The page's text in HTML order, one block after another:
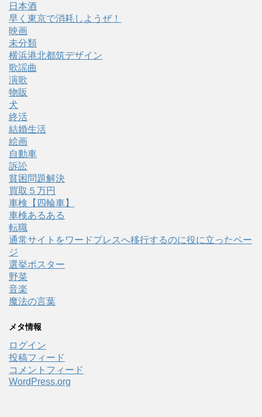
日本酒
早く東京で消耗しようぜ！
映画
未分類
横浜港北都筑デザイン
歌謡曲
演歌
物販
犬
終活
結婚生活
絵画
自動車
訴訟
貧困問題解決
買取５万円
車検【四輪車】
車検あるある
転職
通常サイトをワードプレスへ移行するのに役に立ったペー
ジ
選挙ポスター
野菜
音楽
魔法の言葉
メタ情報
ログイン
投稿フィード
コメントフィード
WordPress.org